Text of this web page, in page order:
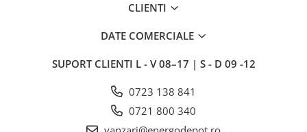
CLIENTI
DATE COMERCIALE
SUPORT CLIENTI L - V 08–17 | S - D 09 -12
0723 138 841
0721 800 340